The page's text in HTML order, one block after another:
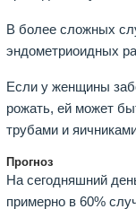
В более сложных
эндометриоидных
Если у женщины
рожать, ей может
трубами и
Прогноз
На сегодняшний
примерно в 60%